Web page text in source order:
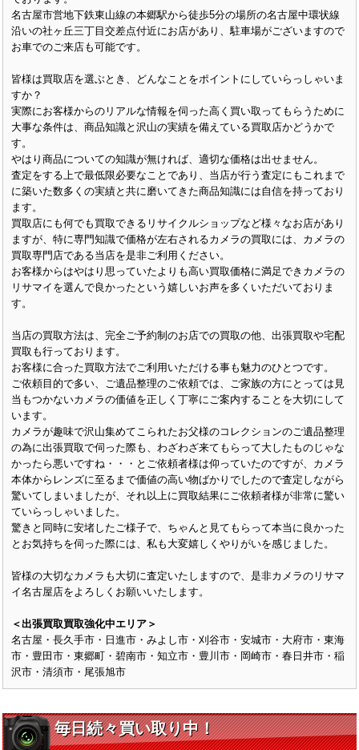
名古屋市営地下鉄東山線の本郷駅から徒歩5分の場所の名古屋中環状線
沿いの社ヶ丘三丁目交差点付近にお店があり、駐車場がございますので
お車でのご来店も可能です。
皆様は買取店を選ぶとき、どんなことをポイントにしていらっしゃいま
すか？
実際にお客様からのリアルな情報を伺った高く買い取ってもらうために
大事な条件は、商品知識と沢山の実績を備えている買取店かどうかで
す。
やはり商品についての知識が無ければ、適切な価格は出せません。
査定をする上で最低限必要なことであり、当店が行う査定にもこれまで
に築いた数多くの実績と共に磨いてきた商品知識には自信を持っており
ます。
買取店にも何でも買取できるリサイクルショップなど様々なお店があり
ますが、特に専門知識で価格が左右されるカメラの買取には、カメラの
買取専門店である当店を是非ご利用ください。
お客様からはやはり思っていたよりも高い買取価格に満足できカメラの
リサマイを選んで良かったという嬉しいお声を多くいただいておりま
す。
当店の買取方法は、完全ご予約制のお店での買取の他、出張買取や宅配
買取も行っております。
お客様に合った買取方法でご利用いただける事も魅力のひとつです。
ご依頼目的で多い、ご遺品整理のご依頼では、ご家族の方にとっては見
当もつかないカメラの価値を正しく丁寧にご案内することを大切にして
います。
カメラが趣味で沢山集めてこられたお父様のコレクションのご遺品整理
の為に出張買取で伺った際も、わざわざ来てもらって大したものじゃな
かったら悪いですね・・・とご依頼者様は仰っていたのですが、カメラ
本体からレンズに至るまで価値の高い物ばかりでしたので査定しながら
驚いてしまいましたが、それ以上に買取結果にご依頼者様が非常に驚い
ていらっしゃいました。
驚きと同時に安堵したご様子で、ちゃんと見てもらって本当に良かった
とお気持ちを伺った際には、私も大変嬉しくやりがいを感じました。
皆様の大切なカメラも大切に査定いたしますので、是非カメラのリサマ
イ名古屋店をよろしくお願いいたします。
＜出張買取買取強化中エリア＞
名古屋・長久手市・日進市・みよし市・刈谷市・安城市・大府市・東海
市・豊田市・東郷町・碧南市・知立市・豊川市・岡崎市・春日井市・稲
沢市・清須市・尾張旭市